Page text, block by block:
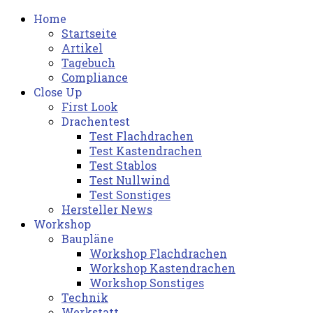
Home
Startseite
Artikel
Tagebuch
Compliance
Close Up
First Look
Drachentest
Test Flachdrachen
Test Kastendrachen
Test Stablos
Test Nullwind
Test Sonstiges
Hersteller News
Workshop
Baupläne
Workshop Flachdrachen
Workshop Kastendrachen
Workshop Sonstiges
Technik